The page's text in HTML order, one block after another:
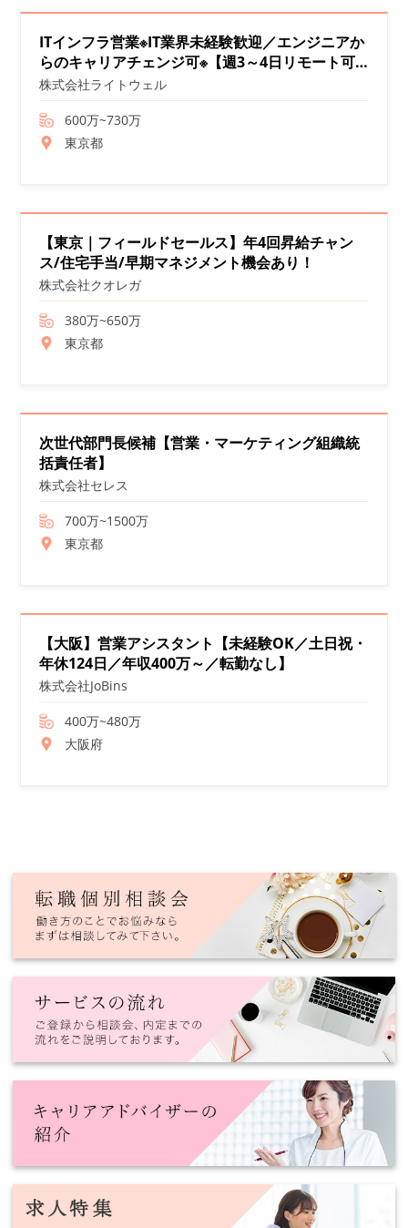
ITインフラ営業※IT業界未経験歓迎／エンジニアか
らのキャリアチェンジ可※【週3～4日リモート可
能】
株式会社ライトウェル
600万~730万
東京都
【東京｜フィールドセールス】年4回昇給チャン
ス/住宅手当/早期マネジメント機会あり！
株式会社クオレガ
380万~650万
東京都
次世代部門長候補【営業・マーケティング組織統
括責任者】
株式会社セレス
700万~1500万
東京都
【大阪】営業アシスタント【未経験OK／土日祝・
年休124日／年収400万～／転勤なし】
株式会社JoBins
400万~480万
大阪府